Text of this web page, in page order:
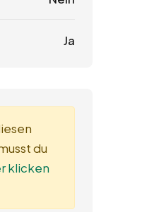
Ja
du
klicken